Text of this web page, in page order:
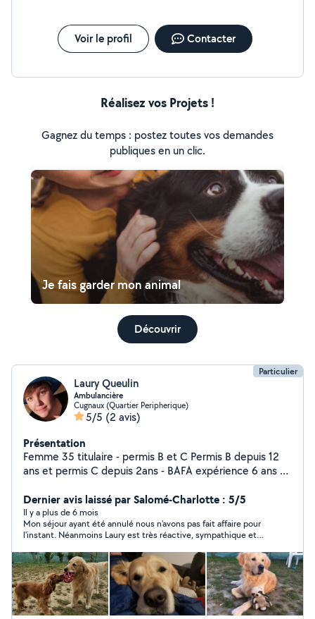
Voir le profil Contacter
Réalisez vos Projets !
Gagnez du temps : postez toutes vos demandes
publiques en un clic.
Je fais garder mon animal
Découvrir
Particulier
Laury Queulin
Ambulancière
Cugnaux (Quartier Peripherique)
5/5 (2 avis)
Présentation
Femme 35 titulaire - permis B et C Permis B depuis 12
ans et permis C depuis 2ans - BAFA expérience 6 ans en
famille. - AFGSU 2 (secourisme) depuis 7 ans renouveler
une fois. Propose mes services pour du baby sitting le
week-end end ou lors d'événements (possible d'avoir
une 2nd personne avec moien fonction du nombre
d'enfant comme pour mariage ou autre événement).
Chauffeur pour tout type de véhicule pour de
management ou autre (je ne fournis pas le vehicule) Je
reste à votre disposition pour tout renseignement
supplémentaires
Dernier avis laissé par Salomé-Charlotte : 5/5
Il y a plus de 6 mois
Mon séjour ayant été annulé nous n'avons pas fait affaire pour
l'instant. Néanmoins Laury est très réactive, sympathique et